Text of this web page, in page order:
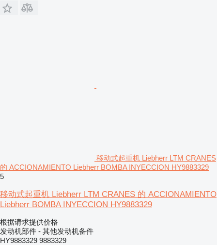
移动式起重机 Liebherr LTM CRANES
的 ACCIONAMIENTO Liebherr BOMBA INYECCION HY9883329
5
移动式起重机 Liebherr LTM CRANES 的 ACCIONAMIENTO
Liebherr BOMBA INYECCION HY9883329
根据请求提供价格
发动机部件 - 其他发动机备件
HY9883329 9883329